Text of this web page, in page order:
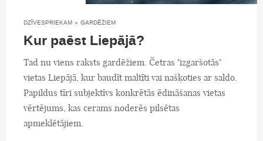
DZĪVESPRIEKAM » GARDĒŽIEM
Kur paēst Liepājā?
Tad nu viens raksts gardēžiem. Četras "izgaršotās"
vietas Liepājā, kur baudīt maltīti vai našķoties ar saldo.
Papildus tīri subjektīvs konkrētās ēdināšanas vietas
vērtējums, kas cerams noderēs pilsētas
apmeklētājiem.